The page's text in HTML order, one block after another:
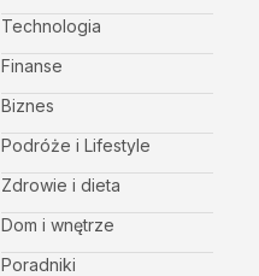
Technologia
Finanse
Biznes
Podróże i Lifestyle
Zdrowie i dieta
Dom i wnętrze
Poradniki